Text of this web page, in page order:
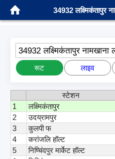
34932 लक्ष्मिकंतापुर
34932 लक्ष्मिकंतापुर नामखाना
रूट लाइव
स्टेशन
1
लक्ष्मिकंतापुर
2
उदय्रामपुर
3
कुलपी फ
4
करांजलि हॉल्ट
5
निष्चिंदपुर मार्केट हॉल्ट